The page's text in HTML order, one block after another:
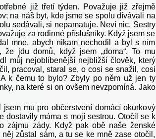
již třetí týden. Považuje již zřejmě
na náš byt, kde jsme se spolu dívávali na
sedávali, si nepamatuje. Neví nic. Sestry
za rodinné příslušníky. Když jsem se
mne, abych nikam nechodil a byl s ním
že jdu domů, když jsem „doma“. To mu
můj nejoblíbenější nejbližší člověk, který
pracoval, staral se, o cosi se snažil, cosi
k čemu to bylo? Zbyly po něm už jen ty
na které si on ovšem nevzpomíná. Jako
mu pro občerstvení domácí okurkový
dostavily máma s mojí sestrou. Otočil se k
zájmu zády. Když pak obě naše ženské
zůstal sám, a tu se ke mně zase otočil,